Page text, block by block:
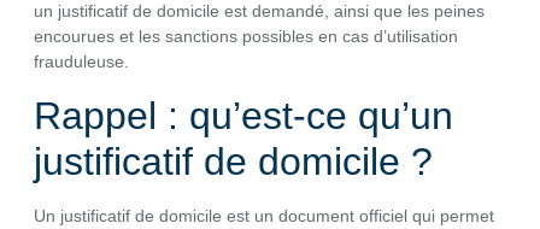
un justificatif de domicile est demandé, ainsi que les peines
encourues et les sanctions possibles en cas d’utilisation
frauduleuse.
Rappel : qu’est-ce qu’un
justificatif de domicile ?
Un justificatif de domicile est un document officiel qui permet